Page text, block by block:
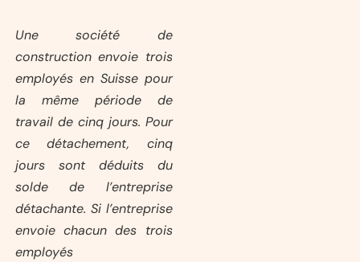
Une société de
construction envoie trois
employés en Suisse pour
la même période de
travail de cinq jours. Pour
ce détachement, cinq
jours sont déduits du
solde de l’entreprise
détachante. Si l’entreprise
envoie chacun des trois
employés